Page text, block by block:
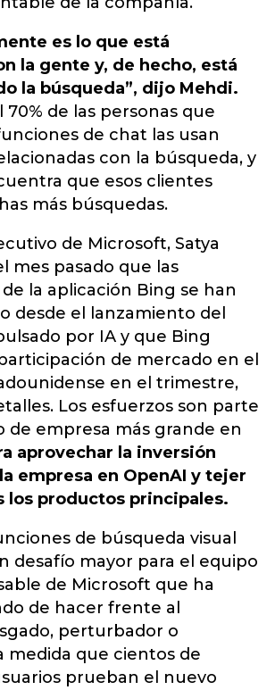
es lo que está
la gente y, de hecho, está
la búsqueda”, dijo Mehdi.
de las personas que
de chat las usan
con la búsqueda, y
que esos clientes
más búsquedas.
de Microsoft, Satya
mes pasado que las
la aplicación Bing se han
desde el lanzamiento del
por IA y que Bing
de mercado en el
en el trimestre,
Los esfuerzos son parte
de empresa más grande en
aprovechar la inversión
empresa en OpenAI y tejer
los productos principales.
de búsqueda visual
desafío mayor para el equipo
de Microsoft que ha
de hacer frente al
perturbador o
medida que cientos de
prueban el nuevo